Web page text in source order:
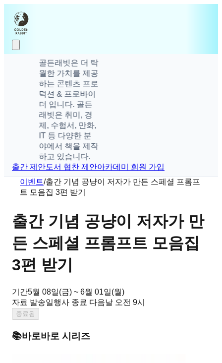
골든래빗은 더 탁
월한 가치를 제공
하는 콘텐츠 프로
덕션 & 프로바이
더 입니다. 골든
래빗은 취미, 경
제, 수험서, 만화,
IT 등 다양한 분
야에서 책을 제작
하고 있습니다.
출간 제안도서 협찬 제안아카데미 회원 가입
이벤트/출간 기념 공냥이 저자가 만든 스페셜 프롬프
트 모음집 3편 받기
출간 기념 공냥이 저자가 만
든 스페셜 프롬프트 모음집
3편 받기
기간5월 08일(금) ~ 6월 01일(월)
자료 발송일행사 종료 다음날 오전 9시
종료됨
📚바로바로 시리즈